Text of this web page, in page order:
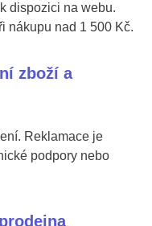
dispozici na webu.
nákupu nad 1 500 Kč.
zboží a
Reklamace je
podpory nebo